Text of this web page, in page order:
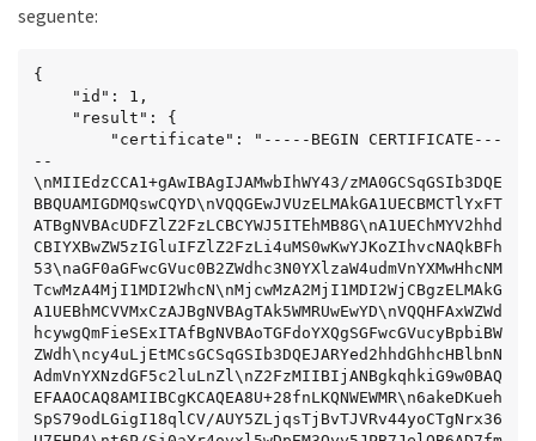
seguente:
{
--
\nMIIEdzCCA1+gAwIBAgIJAMwbIhWY43/zMA0GCSqGSIb3DQE
BBQUAMIGDMQswCQYD\nVQQGEwJVUzELMAkGA1UECBMCTlYxFT
ATBgNVBAcUDFZlZ2FzLCBCYWJ5ITEhMB8G\nA1UEChMYV2hhd
CBIYXBwZW5zIGluIFZlZ2FzLi4uMS0wKwYJKoZIhvcNAQkBFh
53\naGF0aGFwcGVuc0B2ZWdhc3N0YXlzaW4udmVnYXMwHhcNM
TcwMzA4MjI1MDI2WhcN\nMjcwMzA2MjI1MDI2WjCBgzELMAkG
A1UEBhMCVVMxCzAJBgNVBAgTAk5WMRUwEwYD\nVQQHFAxWZWd
hcywgQmFieSExITAfBgNVBAoTGFdoYXQgSGFwcGVucyBpbiBW
ZWdh\ncy4uLjEtMCsGCSqGSIb3DQEJARYed2hhdGhhcHBlbnN
AdmVnYXNzdGF5c2luLnZl\nZ2FzMIIBIjANBgkqhkiG9w0BAQ
EFAAOCAQ8AMIIBCgKCAQEA8U+28fnLKQNWEWMR\n6akeDKueh
SpS79odLGigI18qlCV/AUY5ZLjqsTjBvTJVRv44yoCTgNrx36